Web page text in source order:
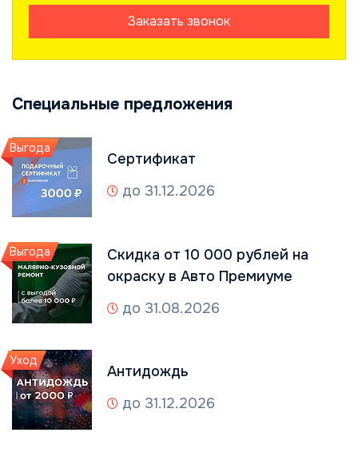
Заказать звонок
Специальные предложения
Выгода
Сертификат
до 31.12.2026
Выгода
Скидка от 10 000 рублей на
окраску в Авто Премиуме
до 31.08.2026
Уход
Антидождь
до 31.12.2026